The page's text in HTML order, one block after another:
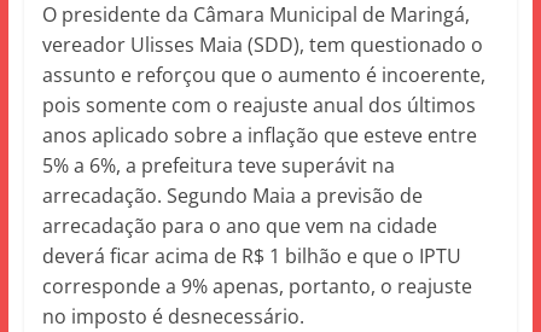
O presidente da Câmara Municipal de Maringá,
vereador Ulisses Maia (SDD), tem questionado o
assunto e reforçou que o aumento é incoerente,
pois somente com o reajuste anual dos últimos
anos aplicado sobre a inflação que esteve entre
5% a 6%, a prefeitura teve superávit na
arrecadação. Segundo Maia a previsão de
arrecadação para o ano que vem na cidade
deverá ficar acima de R$ 1 bilhão e que o IPTU
corresponde a 9% apenas, portanto, o reajuste
no imposto é desnecessário.